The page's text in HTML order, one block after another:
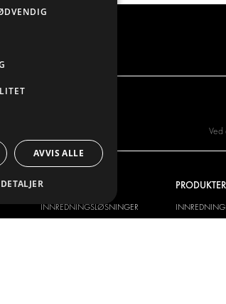
Ved
VI TILBYR
INNREDNINGSLØSNINGER
PRODUKTER
AVVIS ALLE